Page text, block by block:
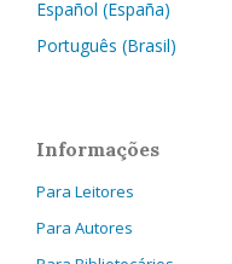
Español (España)
Português (Brasil)
Informações
Para Leitores
Para Autores